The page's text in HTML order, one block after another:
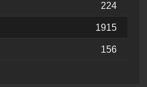
224
1915
156